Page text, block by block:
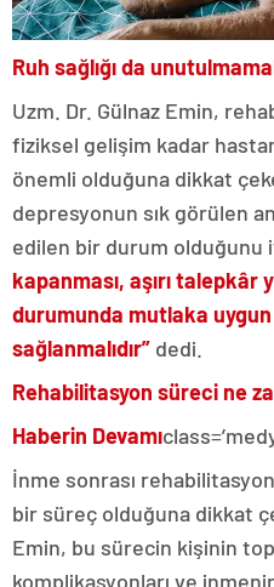
Ruh sağlığı da
Uzm. Dr. Gülnaz Emin,
fiziksel gelişim kadar
önemli olduğuna dikkat
depresyonun sık görülen
edilen bir durum olduğunu
kapanması, aşırı talepkâr
durumunda mutlaka
sağlanmalıdır” dedi.
Rehabilitasyon süreci ne
Haberin Devamı
İnme sonrası
bir süreç olduğuna dikkat
Emin, bu sürecin kişinin
komplikasyonları ve